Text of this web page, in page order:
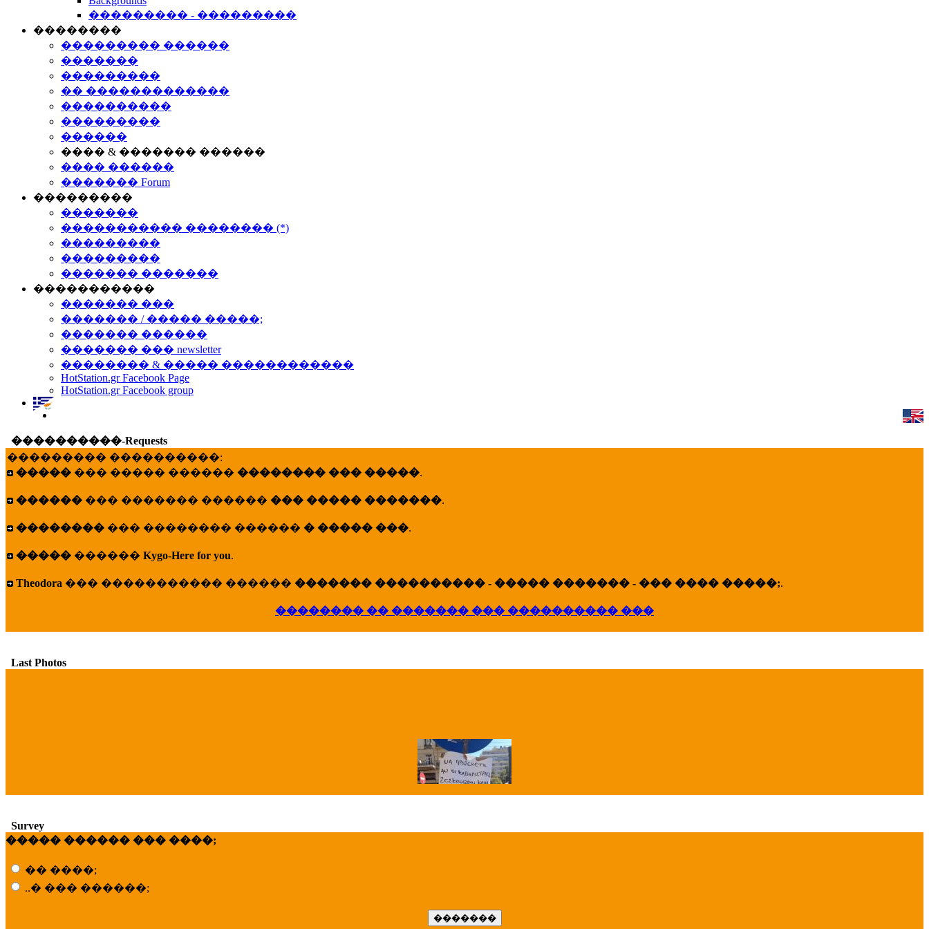
��������� - ���������
��������
��������� ������
�������
���������
�� �������������
����������
���������
������
���� & ������� ������
���� ������
������� Forum
���������
�������
����������� �������� (*)
���������
���������
������� �������
�����������
������� ���
������� / ����� �����;
������� ������
������� ��� newsletter
�������� & ����� ������������
HotStation.gr Facebook Page
HotStation.gr Facebook group
����������-Requests
��������� ����������:
����� ��� ����� ������ �������� ��� �����.
������ ��� ������� ������ ��� ����� �������.
�������� ��� �������� ������ � ����� ���.
����� ������ Kygo-Here for you.
Theodora ��� ����������� ������ ������� ���������� - ����� ������� - ��� ���� �����;.
�������� �� ������� ��� ���������� ���
Last Photos
Survey
����� ������ ��� ����;
�� ����;
..� ��� ������;